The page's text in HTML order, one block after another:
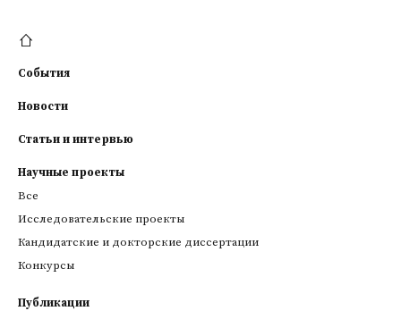
События
Новости
Статьи и интервью
Научные проекты
Все
Исследовательские проекты
Кандидатские и докторские диссертации
Конкурсы
Публикации